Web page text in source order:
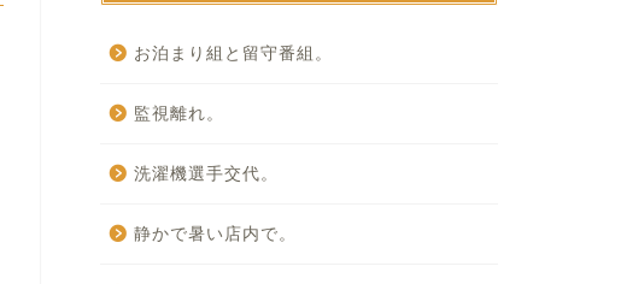
お泊まり組と留守番組。
監視離れ。
洗濯機選手交代。
静かで暑い店内で。